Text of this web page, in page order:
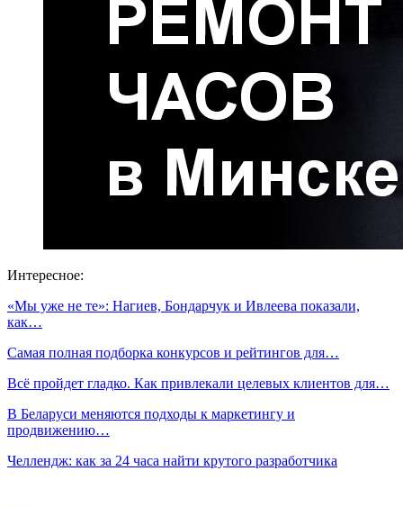
Интересное:
«Мы уже не те»: Нагиев, Бондарчук и Ивлеева показали,
как…
Самая полная подборка конкурсов и рейтингов для…
Всё пройдет гладко. Как привлекали целевых клиентов для…
В Беларуси меняются подходы к маркетингу и
продвижению…
Челлендж: как за 24 часа найти крутого разработчика